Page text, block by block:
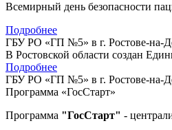
Всемирный день безопасности
Подробнее
ГБУ РО «ГП №5» в г. Ростове-на-
В Ростовской области создан
Подробнее
ГБУ РО «ГП №5» в г. Ростове-на-
Программа «ГосСтарт»
Программа "ГосСтарт" -